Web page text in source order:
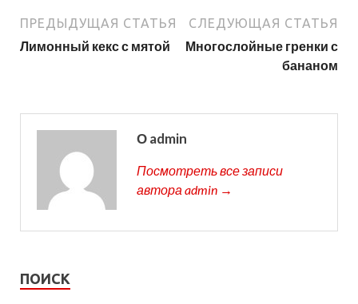
ПРЕДЫДУЩАЯ СТАТЬЯ
Лимонный кекс с мятой
СЛЕДУЮЩАЯ СТАТЬЯ
Многослойные гренки с
бананом
О admin
Посмотреть все записи
автора admin →
ПОИСК